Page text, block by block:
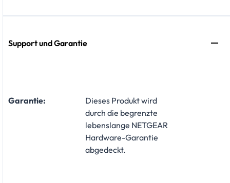
Support und Garantie
Garantie:
​Dieses Produkt wird
durch die begrenzte
lebenslange NETGEAR
Hardware-Garantie
abgedeckt.